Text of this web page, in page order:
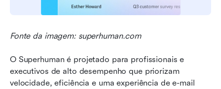
Fonte da imagem: superhuman.com
O Superhuman é projetado para profissionais e
executivos de alto desempenho que priorizam
velocidade, eficiência e uma experiência de e-mail